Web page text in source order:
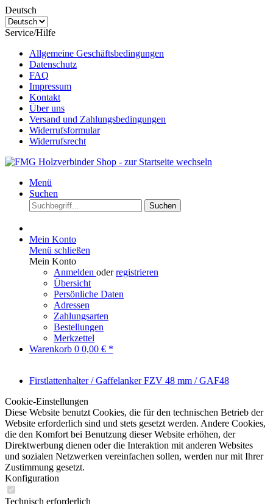
Deutsch
Service/Hilfe
Allgemeine Geschäftsbedingungen
Datenschutz
FAQ
Impressum
Kontakt
Über uns
Versand und Zahlungsbedingungen
Widerrufsformular
Widerrufsrecht
Menü
Suchen
Suchen
Mein Konto
Menü schließen
Mein Konto
Anmelden oderregistrieren
Übersicht
Persönliche Daten
Adressen
Zahlungsarten
Bestellungen
Merkzettel
Warenkorb 0 0,00 € *
Firstlattenhalter / Gaffelanker FZV 48 mm / GAF48
Cookie-Einstellungen
Diese Website benutzt Cookies, die für den technischen Betrieb der
Website erforderlich sind und stets gesetzt werden. Andere Cookies,
die den Komfort bei Benutzung dieser Website erhöhen, der
Direktwerbung dienen oder die Interaktion mit anderen Websites
und sozialen Netzwerken vereinfachen sollen, werden nur mit Ihrer
Zustimmung gesetzt.
Konfiguration
Technisch erforderlich